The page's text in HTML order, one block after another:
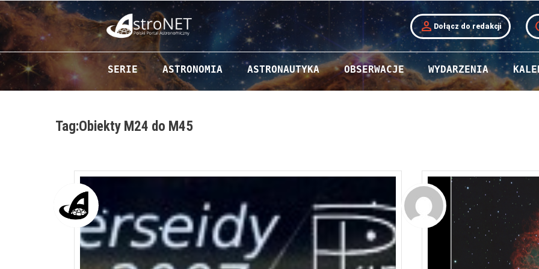
person Dołącz do redakcji
Przejdź do zawartości
SERIE ASTRONOMIA ASTRONAUTYKA OBSERWACJE WYDARZENIA
Tag:Obiekty M24 do M45